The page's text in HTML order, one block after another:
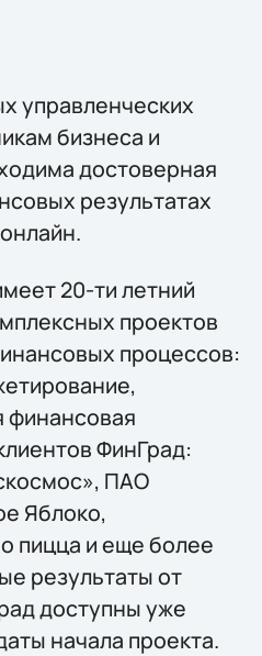
управленческих
бизнеса и
достоверная
результатах
20-ти летний
проектов
процессов:
финансовая
ФинГрад:
ПАО
Яблоко,
пицца и еще более
результаты от
доступны уже
начала проекта.